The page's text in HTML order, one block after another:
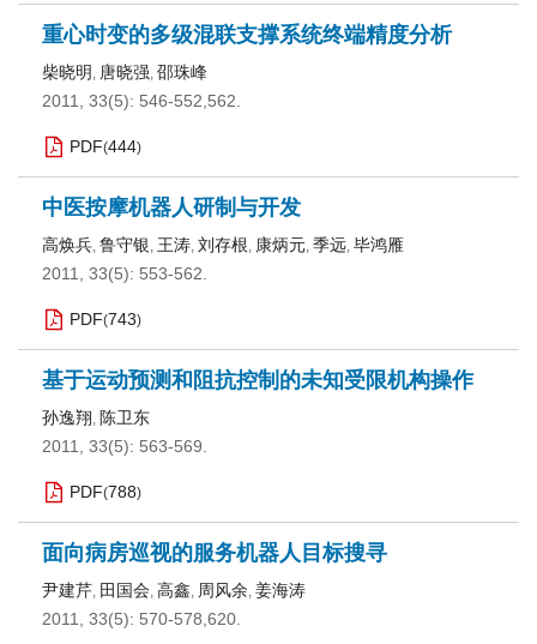
重心时变的多级混联支撑系统终端精度分析
柴晓明 , 唐晓强, 邵珠峰
2011, 33(5): 546-552,562.
PDF(444)
中医按摩机器人研制与开发
高焕兵, 鲁守银, 王涛, 刘存根, 康炳元, 季远, 毕鸿雁
2011, 33(5): 553-562.
PDF(743)
基于运动预测和阻抗控制的未知受限机构操作
孙逸翔, 陈卫东
2011, 33(5): 563-569.
PDF(788)
面向病房巡视的服务机器人目标搜寻
尹建芹, 田国会, 高鑫, 周风余, 姜海涛
2011, 33(5): 570-578,620.